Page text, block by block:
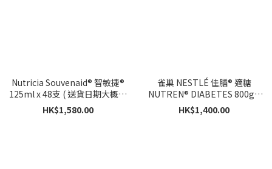
Nutricia Souvenaid® 智敏捷®
125ml x 48支 ( 送貨日期大概5-
7個工作天)
HK$1,580.00
雀巢 NESTLÉ 佳膳® 適糖
NUTREN® DIABETES 800g x
6罐
HK$1,400.00